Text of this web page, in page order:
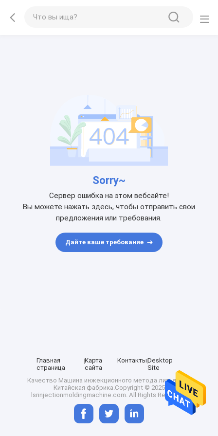
Sorry~
Сервер ошибка на этом вебсайте!
Вы можете нажать здесь, чтобы отправить свои
предложения или требования.
Дайте ваше требование
Главная
страница
Карта
сайта
КонтактыDesktop
Site
Качество Машина инжекционного метода литья ЛСР
Китайская фабрика.Copyright © 2025
lsrinjectionmoldingmachine.com. All Rights Reserved.